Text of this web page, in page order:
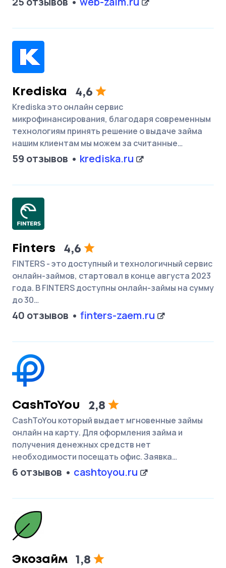
Krediska 4,6
Krediska это онлайн сервис
микрофинансирования, благодаря современным
технологиям принять решение о выдаче займа
нашим клиентам мы можем за считанные…
59 отзывов krediska.ru
Finters 4,6
FINTERS - это доступный и технологичный сервис
онлайн-займов, стартовал в конце августа 2023
года. В FINTERS доступны онлайн-займы на сумму
до 30…
40 отзывов finters-zaem.ru
CashToYou 2,8
CashToYou который выдает мгновенные займы
онлайн на карту. Для оформления займа и
получения денежных средств нет
необходимости посещать офис. Заявка…
6 отзывов cashtoyou.ru
Экозайм 1,8